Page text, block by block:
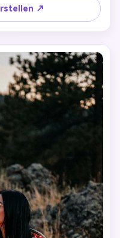
künstlicher Intelligenz
↗